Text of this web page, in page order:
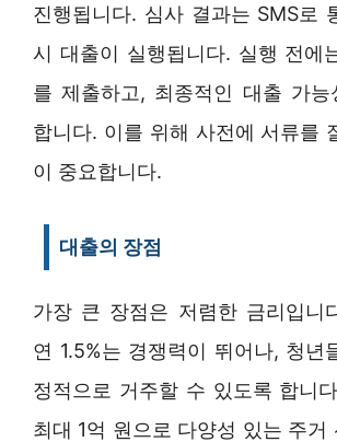
진행됩니다. 심사 결과는 SMS로
시 대출이 실행됩니다. 실행 전에
를 제출하고, 최종적인 대출 가능
합니다. 이를 위해 사전에 서류를
이 중요합니다.
대출의 장점
가장 큰 장점은 저렴한 금리입니
연 1.5%는 경쟁력이 뛰어나, 청년
정적으로 거주할 수 있도록 합니
최대 1억 원으로 다양성 있는 주거